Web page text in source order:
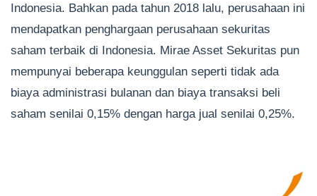
Indonesia. Bahkan pada tahun 2018 lalu, perusahaan ini
mendapatkan penghargaan perusahaan sekuritas
saham terbaik di Indonesia. Mirae Asset Sekuritas pun
mempunyai beberapa keunggulan seperti tidak ada
biaya administrasi bulanan dan biaya transaksi beli
saham senilai 0,15% dengan harga jual senilai 0,25%.